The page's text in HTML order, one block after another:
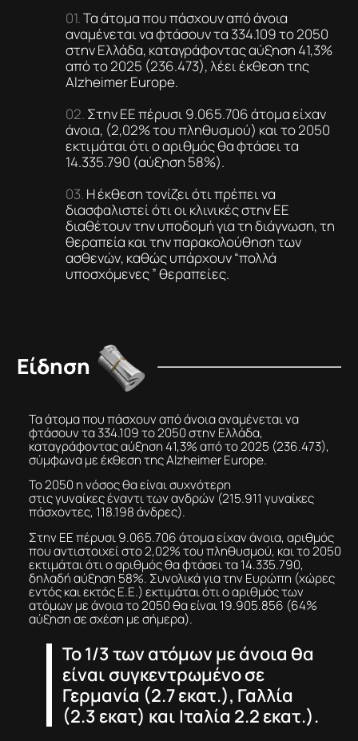
Τα άτομα που πάσχουν από άνοια
αναμένεται να φτάσουν τα 334.109 το 2050
στην Ελλάδα, καταγράφοντας αύξηση 41,3%
από το 2025 (236.473), λέει έκθεση της
Alzheimer Europe.
Στην ΕΕ πέρυσι 9.065.706 άτομα είχαν
άνοια, (2,02% του πληθυσμού) και το 2050
εκτιμάται ότι ο αριθμός θα φτάσει τα
14.335.790 (αύξηση 58%).
Η έκθεση τονίζει ότι πρέπει να
διασφαλιστεί ότι οι κλινικές στην ΕΕ
διαθέτουν την υποδομή για τη διάγνωση, τη
θεραπεία και την παρακολούθηση των
ασθενών, καθώς υπάρχουν “πολλά
υποσχόμενες ” θεραπείες.
Είδηση
Τα άτομα που πάσχουν από άνοια αναμένεται να
φτάσουν τα 334.109 το 2050 στην Ελλάδα,
καταγράφοντας αύξηση 41,3% από το 2025 (236.473),
σύμφωνα με έκθεση της Alzheimer Europe.
Το 2050 η νόσος θα είναι συχνότερη
στις γυναίκες έναντι των ανδρών (215.911 γυναίκες
πάσχοντες, 118.198 άνδρες).
Στην ΕΕ πέρυσι 9.065.706 άτομα είχαν άνοια, αριθμός
που αντιστοιχεί στο 2,02% του πληθυσμού, και το 2050
εκτιμάται ότι ο αριθμός θα φτάσει τα 14.335.790,
δηλαδή αύξηση 58%. Συνολικά για την Ευρώπη (xώρες
εντός και εκτός Ε.Ε.) εκτιμάται ότι ο αριθμός των
ατόμων με άνοια το 2050 θα είναι 19.905.856 (64%
αύξηση σε σχέση με σήμερα).
Το 1/3 των ατόμων με άνοια θα
είναι συγκεντρωμένο σε
Γερμανία (2.7 εκατ.), Γαλλία
(2.3 εκατ) και Ιταλία 2.2 εκατ.).